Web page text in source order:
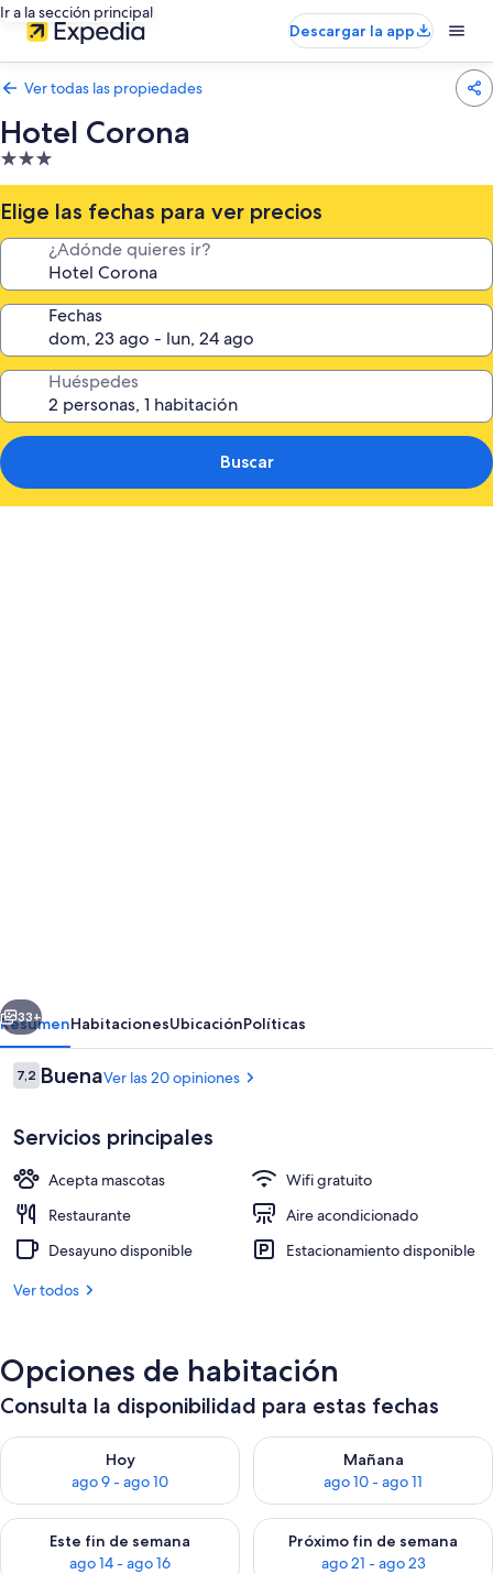
Ir a la sección principal
Descargar la app
Ver todas las propiedades
Hotel Corona
Propiedad
de
3.0
estrellas
Elige las fechas para ver precios
¿Adónde quieres ir?
Fechas
Huéspedes
Buscar
Bar (en la propiedad)
Siguiente
33+
ResumenHabitacionesUbicaciónPolíticas
Opiniones
7,27,2 de 10
BuenaVer las 20 opiniones
Servicios principales
Acepta mascotas
Wifi gratuito
Restaurante
Aire acondicionado
Desayuno disponible
Estacionamiento disponible
Ver todos
Opciones de habitación
Consulta la disponibilidad para estas fechas
Hoy
ago 9 - ago 10
Consulta la disponibilidad para hoy ago 9 - ago 10
Mañana
ago 10 - ago 11
Consulta la disponibilidad
Este fin de semana
ago 14 - ago 16
Consulta la disponibilidad para este fin de semana ago 14 -
Próximo fin de semana
ago 21 - ago 23
Consulta la disponibilidad